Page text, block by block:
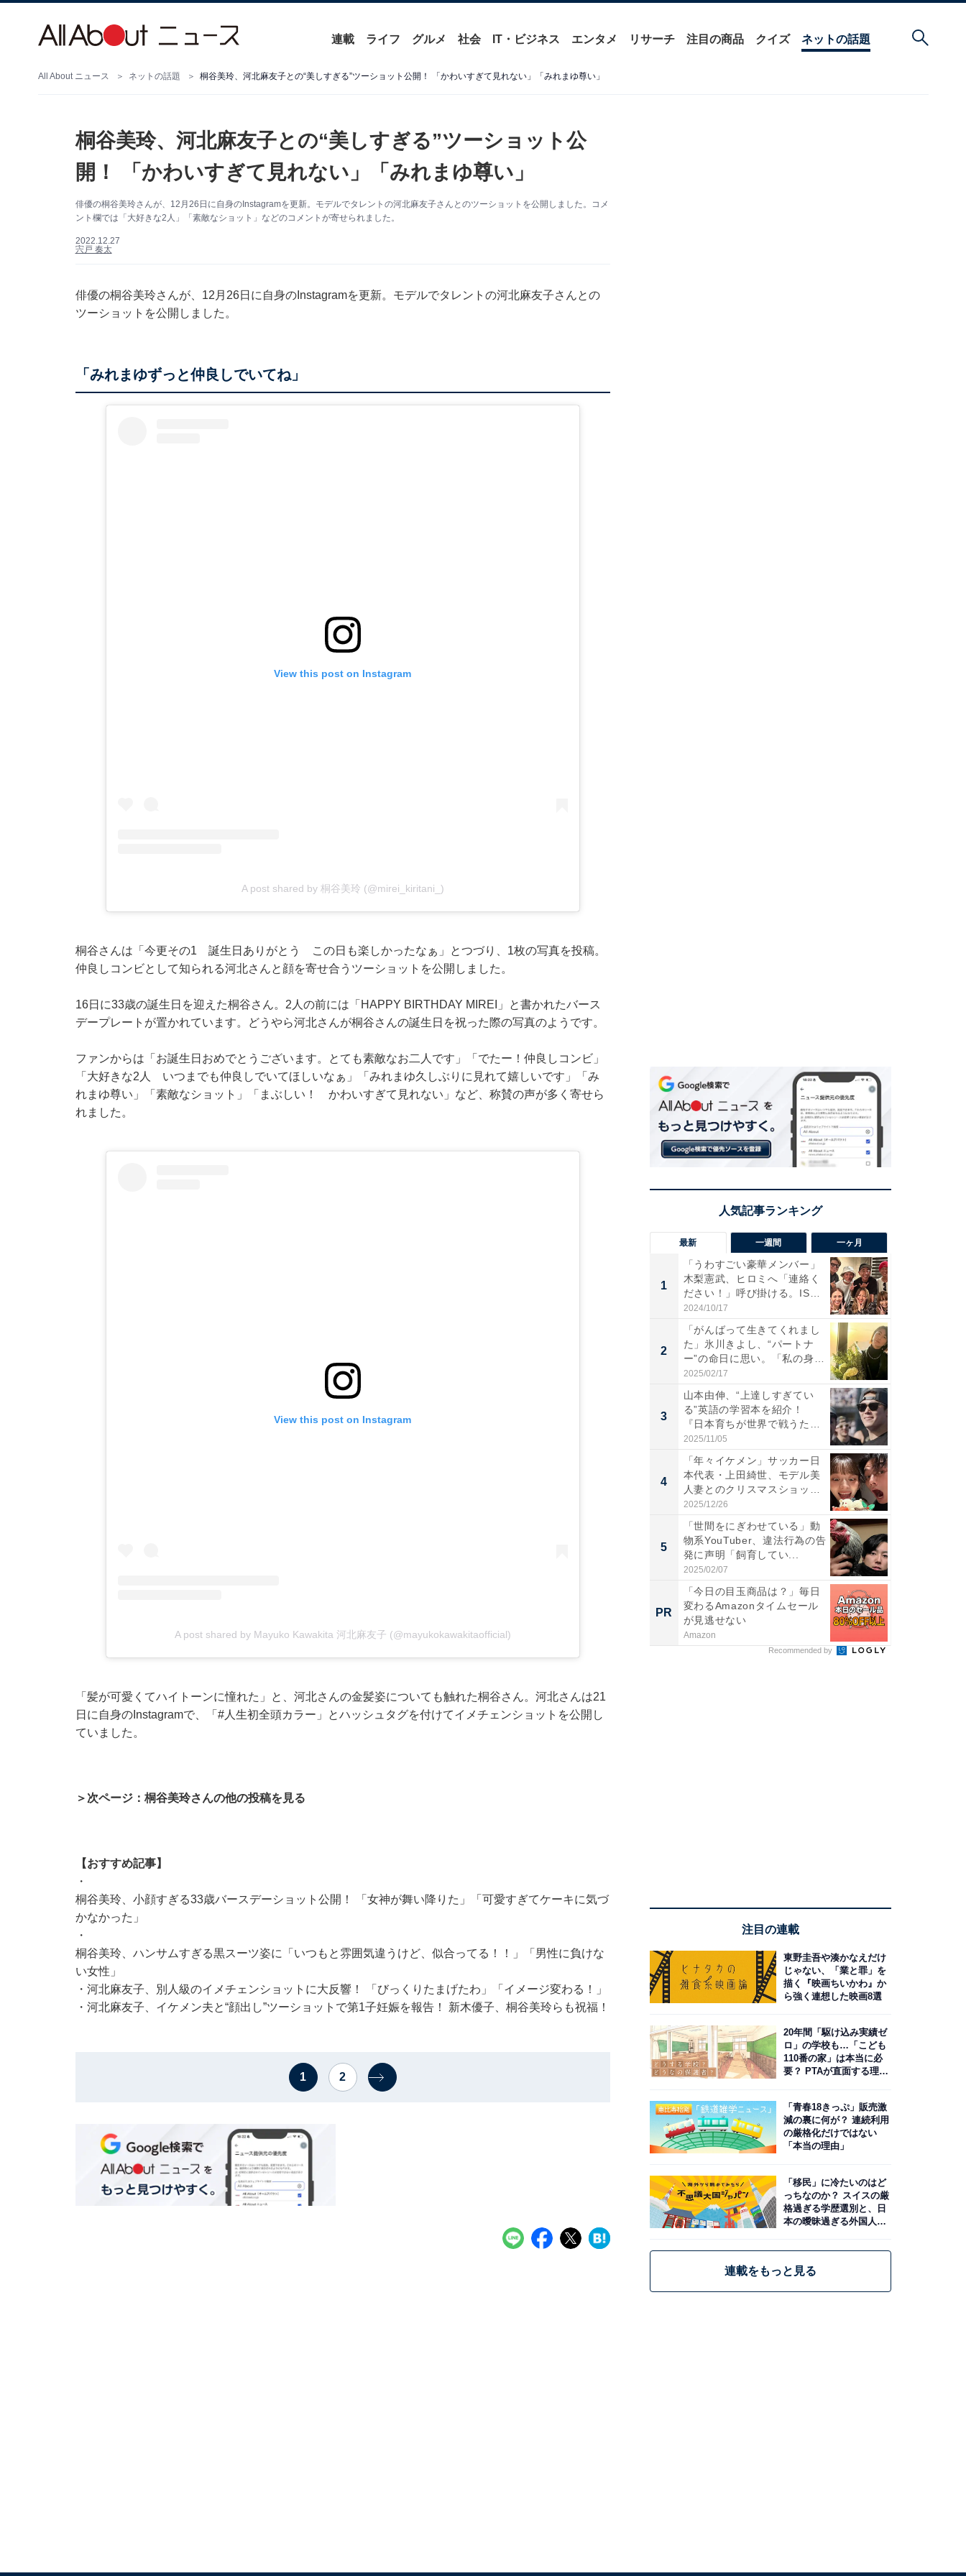
連載 ライフ グルメ 社会 IT・ビジネス エンタメ リサーチ 注目の商品 クイズ ネットの話題
All About ニュース ネットの話題 桐谷美玲、河北麻友子との“美しすぎる”ツーショット公開！ 「かわいすぎて見れない」「みれまゆ尊い」
桐谷美玲、河北麻友子との“美しすぎる”ツーショット公
開！ 「かわいすぎて見れない」「みれまゆ尊い」
俳優の桐谷美玲さんが、12月26日に自身のInstagramを更新。モデルでタレントの河北麻友子さんとのツーショットを公開しました。コメ
ント欄では「大好きな2人」「素敵なショット」などのコメントが寄せられました。
2022.12.27
宍戸 奏太
俳優の桐谷美玲さんが、12月26日に自身のInstagramを更新。モデルでタレントの河北麻友子さんとの
ツーショットを公開しました。
「みれまゆずっと仲良しでいてね」
View this post on Instagram
A post shared by 桐谷美玲 (@mirei_kiritani_)
桐谷さんは「今更その1 誕生日ありがとう この日も楽しかったなぁ」とつづり、1枚の写真を投稿。
仲良しコンビとして知られる河北さんと顔を寄せ合うツーショットを公開しました。
16日に33歳の誕生日を迎えた桐谷さん。2人の前には「HAPPY BIRTHDAY MIREI」と書かれたバース
デープレートが置かれています。どうやら河北さんが桐谷さんの誕生日を祝った際の写真のようです。
ファンからは「お誕生日おめでとうございます。とても素敵なお二人です」「でたー！仲良しコンビ」
「大好きな2人 いつまでも仲良しでいてほしいなぁ」「みれまゆ久しぶりに見れて嬉しいです」「み
れまゆ尊い」「素敵なショット」「まぶしい！ かわいすぎて見れない」など、称賛の声が多く寄せら
れました。
View this post on Instagram
A post shared by Mayuko Kawakita 河北麻友子 (@mayukokawakitaofficial)
「髪が可愛くてハイトーンに憧れた」と、河北さんの金髪姿についても触れた桐谷さん。河北さんは21
日に自身のInstagramで、「#人生初全頭カラー」とハッシュタグを付けてイメチェンショットを公開し
ていました。
＞次ページ：桐谷美玲さんの他の投稿を見る
【おすすめ記事】
・
桐谷美玲、小顔すぎる33歳バースデーショット公開！ 「女神が舞い降りた」「可愛すぎてケーキに気づ
かなかった」
・
桐谷美玲、ハンサムすぎる黒スーツ姿に「いつもと雰囲気違うけど、似合ってる！！」「男性に負けな
い女性」
・ 河北麻友子、別人級のイメチェンショットに大反響！ 「びっくりたまげたわ」「イメージ変わる！」
・ 河北麻友子、イケメン夫と“顔出し”ツーショットで第1子妊娠を報告！ 新木優子、桐谷美玲らも祝福！
1 2
最新 一週間 一ヶ月
1
「うわすごい豪華メンバー」
木梨憲武、ヒロミへ「連絡く
ださい！」呼び掛ける。IS
S...
2024/10/17
2
「がんばって生きてくれまし
た」氷川きよし、“パートナ
ー”の命日に思い。「私の身
体...
2025/02/17
3
山本由伸、“上達しすぎてい
る”英語の学習本を紹介！
『日本育ちが世界で戦うため
の...
2025/11/05
4
「年々イケメン」サッカー日
本代表・上田綺世、モデル美
人妻とのクリスマスショット
に...
2025/12/26
5
「世間をにぎわせている」動
物系YouTuber、違法行為の告
発に声明「飼育してい...
2025/02/07
PR
「今日の目玉商品は？」毎日
変わるAmazonタイムセール
が見逃せない
Amazon
Recommended by
注目の連載
東野圭吾や湊かなえだけ
じゃない、「業と罪」を
描く『映画ちいかわ』か
ら強く連想した映画8選
20年間「駆け込み実績ゼ
ロ」の学校も…「こども
110番の家」は本当に必
要？ PTAが直面する理想
「青春18きっぷ」販売激
減の裏に何が？ 連続利用
の厳格化だけではない
「本当の理由」
「移民」に冷たいのはど
っちなのか？ スイスの厳
格過ぎる学歴選別と、日
本の曖昧過ぎる外国人政
連載をもっと見る